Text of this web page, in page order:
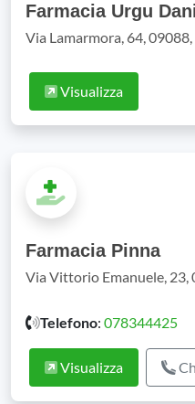
Farmacia Urgu
Via Lamarmora, 64,
Visualizza
Farmacia Pinna
Via Vittorio Emanuele, 23,
Telefono: 078344425
Visualizza